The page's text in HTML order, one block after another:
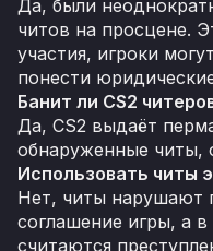
Да, были
читов на просцене.
участия, игроки
понести
Банит ли CS2
Да, CS2 выдаёт
обнаруженные читы,
Использовать читы
Нет, читы нарушают
соглашение игры, а
считаются